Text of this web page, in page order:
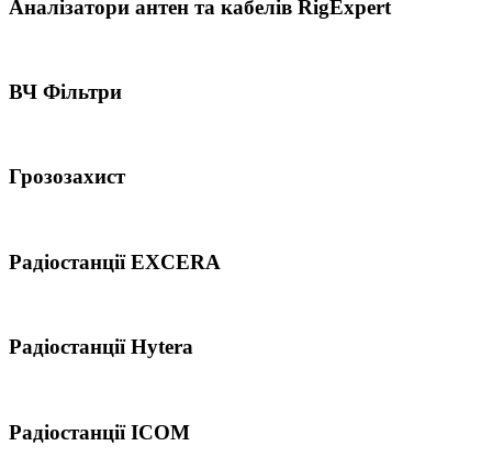
Аналізатори антен та кабелів RigExpert
ВЧ Фільтри
Грозозахист
Радіостанції EXCERA
Радіостанції Hytera
Радіостанції ICOM